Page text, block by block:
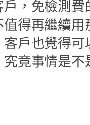
，免檢測
得再繼續
戶也覺得
竟事情是